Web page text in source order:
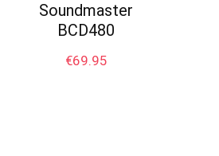
Soundmaster
BCD480
€69.95